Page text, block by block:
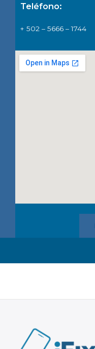
Teléfono:
+ 502 – 5666 – 1744